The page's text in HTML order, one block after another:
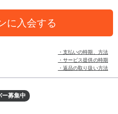
に入会する
・支払いの時期、方法
・サービス提供の時期
・返品の取り扱い方法
ー募集中